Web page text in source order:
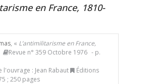
en France, 1810-
, « L’antimilitarisme en France,
Revue n° 359 Octobre 1976 - p.
l'ouvrage : Jean Rabaut
Éditions
; 250 pages